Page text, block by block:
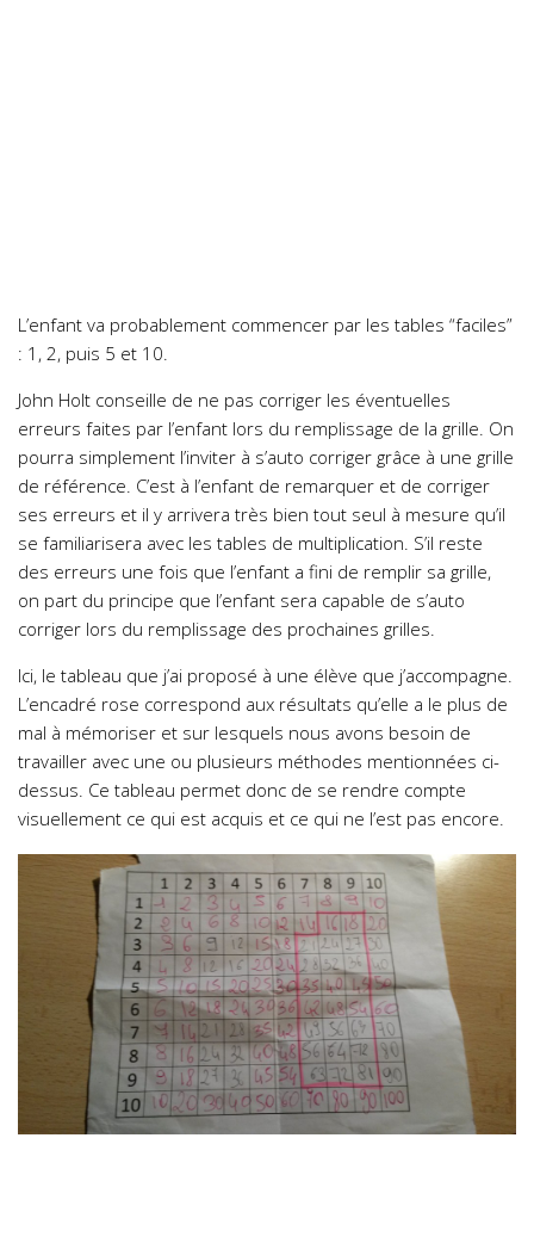
L’enfant va probablement commencer par les tables “faciles”
: 1, 2, puis 5 et 10.
John Holt conseille de ne pas corriger les éventuelles
erreurs faites par l’enfant lors du remplissage de la grille. On
pourra simplement l’inviter à s’auto corriger grâce à une grille
de référence. C’est à l’enfant de remarquer et de corriger
ses erreurs et il y arrivera très bien tout seul à mesure qu’il
se familiarisera avec les tables de multiplication. S’il reste
des erreurs une fois que l’enfant a fini de remplir sa grille,
on part du principe que l’enfant sera capable de s’auto
corriger lors du remplissage des prochaines grilles.
Ici, le tableau que j’ai proposé à une élève que j’accompagne.
L’encadré rose correspond aux résultats qu’elle a le plus de
mal à mémoriser et sur lesquels nous avons besoin de
travailler avec une ou plusieurs méthodes mentionnées ci-
dessus. Ce tableau permet donc de se rendre compte
visuellement ce qui est acquis et ce qui ne l’est pas encore.